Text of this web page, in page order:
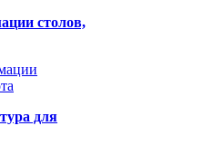
столов,
для